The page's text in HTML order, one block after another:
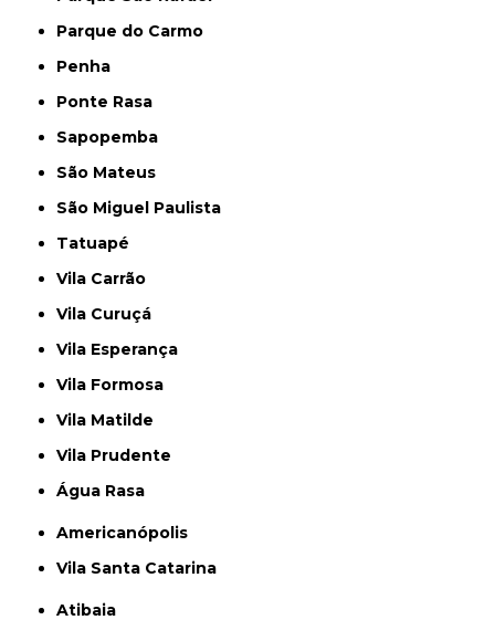
Parque do Carmo
Penha
Ponte Rasa
Sapopemba
São Mateus
São Miguel Paulista
Tatuapé
Vila Carrão
Vila Curuçá
Vila Esperança
Vila Formosa
Vila Matilde
Vila Prudente
Água Rasa
Americanópolis
Vila Santa Catarina
Atibaia